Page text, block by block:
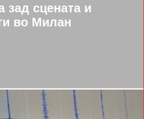
зад сцената и
во Милан